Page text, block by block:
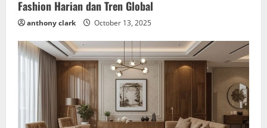
Fashion Harian dan Tren Global
anthony clark October 13, 2025